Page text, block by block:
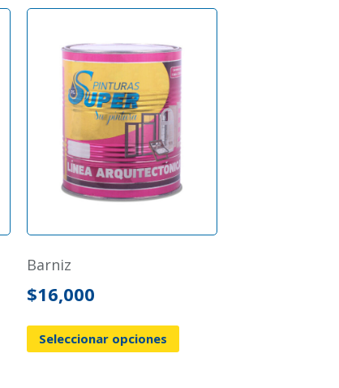
barniz
$16,000
Seleccionar opciones